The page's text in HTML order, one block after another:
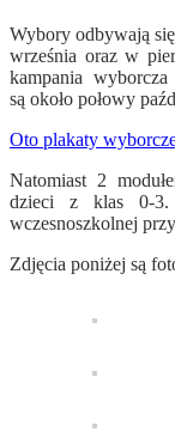
Wybory odbywają
września oraz w
kampania
są około połowy
Oto plakaty
Natomiast 2
dzieci z klas 0-3.
wczesnoszkolnej
Zdjęcia poniżej są